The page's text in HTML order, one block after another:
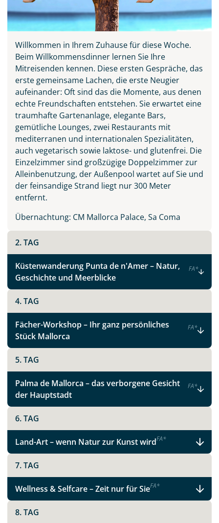
Teile diese Reise
Frauenreise: Mallorca Moments
Facebook
Instagram
Willkommen in Ihrem Zuhause für diese Woche.
Beim Willkommensdinner lernen Sie Ihre
Mitreisenden kennen. Diese ersten Gespräche, das
erste gemeinsame Lachen, die erste Neugier
aufeinander: Oft sind das die Momente, aus denen
echte Freundschaften entstehen. Sie erwartet eine
traumhafte Gartenanlage, elegante Bars,
gemütliche Lounges, zwei Restaurants mit
mediterranen und internationalen Spezialitäten,
auch vegetarisch sowie laktose- und glutenfrei. Die
Einzelzimmer sind großzügige Doppelzimmer zur
Alleinbenutzung, der Außenpool wartet auf Sie und
der feinsandige Strand liegt nur 300 Meter
entfernt.
Übernachtung: CM Mallorca Palace, Sa Coma
2. TAG
Küstenwanderung Punta de n'Amer – Natur,
Geschichte und Meerblicke
FA*
4. TAG
Fächer-Workshop – Ihr ganz persönliches
Stück Mallorca
FA*
5. TAG
Palma de Mallorca – das verborgene Gesicht
der Hauptstadt
FA*
6. TAG
Land-Art – wenn Natur zur Kunst wirdFA*
7. TAG
Wellness & Selfcare – Zeit nur für SieFA*
8. TAG